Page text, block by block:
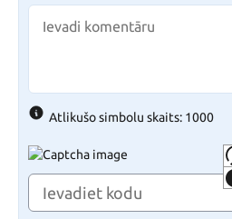
Atlikušo simbolu skaits: 1000